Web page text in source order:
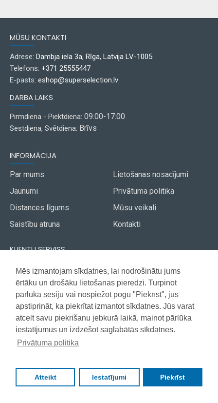
Mēs izmantojam sīkdatnes, lai nodrošinātu jums
ērtāku un drošāku lietošanas pieredzi. Turpinot
pārlūka sesiju vai nospiežot pogu "Piekrīst", jūs
apstiprināt, ka piekrītat izmantot sīkdatnes. Jūs varat
atcelt savu piekrišanu jebkurā laikā, mainot pārlūka
iestatījumus un izdzēšot saglabātās sīkdatnes.
Privātuma politika
Atteikt Iestatījumi Piekrīst
MŪSU KONTAKTI
Adrese: Dambja iela 3a, Rīga, Latvija LV-1005
Telefons: +371 25555447
E-pasts: eshop@superselection.lv
DARBA LAIKS
Pirmdiena - Piektdiena: 09:00-17:00
Sestdiena, Svētdiena: Brīvs
INFORMĀCIJA
Par mums
Jaunumi
Distances līgums
Saistību atruna
Lietošanas nosacījumi
Privātuma politika
Mūsu veikali
Kontakti
KLIENTU SERVISS
Piegāde
Apmaksa
Garantija
Akcijas avīze
Vietnes karte
Copyright © 2021, Super Selection, Visas tiesības aizsargātas